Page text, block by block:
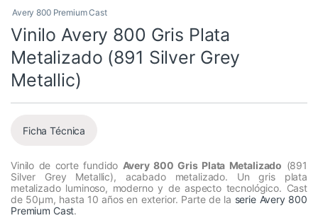
Avery 800 Premium Cast
Vinilo Avery 800 Gris Plata
Metalizado (891 Silver Grey
Metallic)
Ficha Técnica
Vinilo de corte fundido Avery 800 Gris Plata Metalizado (891
Silver Grey Metallic), acabado metalizado. Un gris plata
metalizado luminoso, moderno y de aspecto tecnológico. Cast
de 50µm, hasta 10 años en exterior. Parte de la serie Avery 800
Premium Cast.